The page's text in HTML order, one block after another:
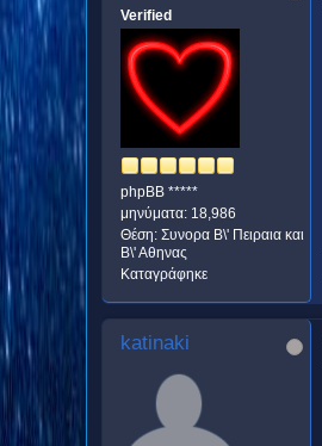
Verified
phpBB *****
μηνύματα: 18,986
Θέση: Συνορα Β\' Πειραια και
Β\' Αθηνας
Καταγράφηκε
katinaki